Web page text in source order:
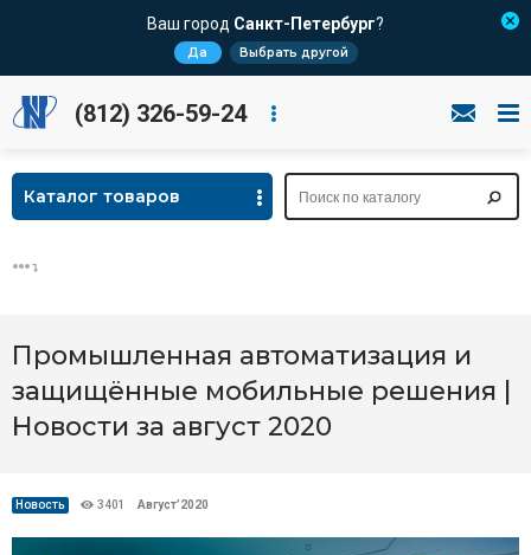
Ваш город Санкт-Петербург?
Да Выбрать другой
(812) 326-59-24
Каталог товаров
Промышленная автоматизация и
защищённые мобильные решения |
Новости за август 2020
Новость 3401 Август’2020